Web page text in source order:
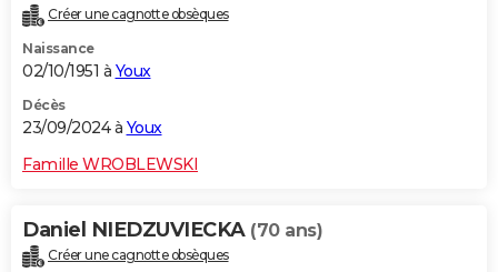
Créer une cagnotte obsèques
Naissance
02/10/1951 à Youx
Décès
23/09/2024 à Youx
Famille WROBLEWSKI
Daniel NIEDZUVIECKA (70 ans)
Créer une cagnotte obsèques